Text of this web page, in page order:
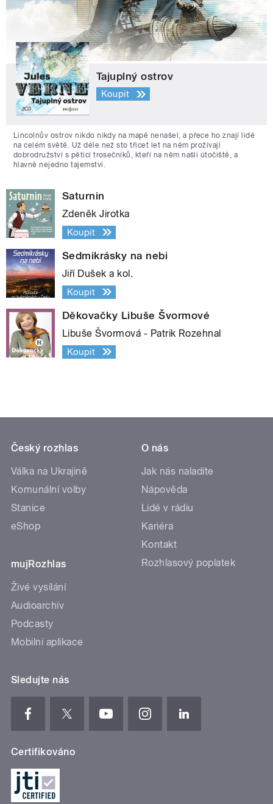
Tajuplný ostrov
Koupit
Lincolnův ostrov nikdo nikdy na mapě nenašel, a přece ho znají lidé
na celém světě. Už déle než sto třicet let na něm prožívají
dobrodružství s pěticí trosečníků, kteří na něm našli útočiště, a
hlavně nejedno tajemství.
Saturnin
Zdeněk Jirotka
Koupit
Sedmikrásky na nebi
Jiří Dušek a kol.
Koupit
Děkovačky Libuše Švormové
Libuše Švormová - Patrik Rozehnal
Koupit
Český rozhlas
Válka na Ukrajině
Komunální volby
Stanice
eShop
mujRozhlas
Živé vysílání
Audioarchiv
Podcasty
Mobilní aplikace
O nás
Jak nás naladíte
Nápověda
Lidé v rádiu
Kariéra
Kontakt
Rozhlasový poplatek
Sledujte nás
Certifikováno